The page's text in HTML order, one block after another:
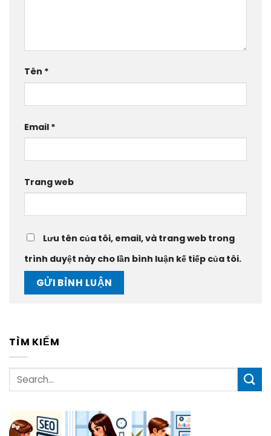
Tên *
Email *
Trang web
Lưu tên của tôi, email, và trang web trong
trình duyệt này cho lần bình luận kế tiếp của tôi.
TÌM KIẾM